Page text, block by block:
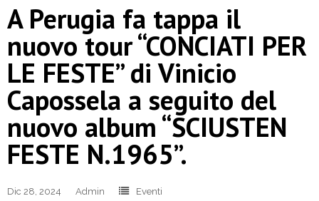
A Perugia fa tappa il
nuovo tour “CONCIATI PER
LE FESTE” di Vinicio
Capossela a seguito del
nuovo album “SCIUSTEN
FESTE N.1965”.
Dic 28, 2024 Admin
Eventi